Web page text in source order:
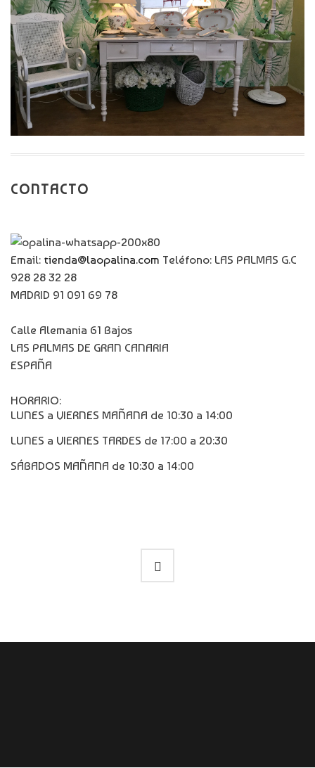
CONTACTO
Email: tienda@laopalina.com Teléfono: LAS PALMAS G.C
928 28 32 28
MADRID 91 091 69 78
Calle Alemania 61 Bajos
LAS PALMAS DE GRAN CANARIA
ESPAÑA
HORARIO:
LUNES a VIERNES MAÑANA de 10:30 a 14:00
LUNES a VIERNES TARDES de 17:00 a 20:30
SÁBADOS MAÑANA de 10:30 a 14:00